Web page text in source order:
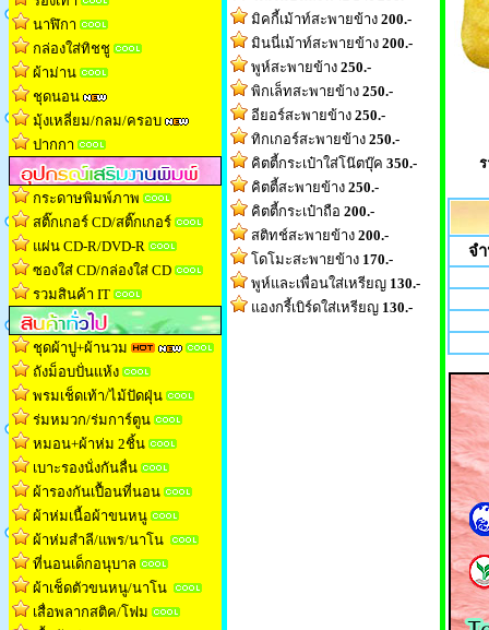
นาฬิกา
กล่องใส่ทิชช
ผ้าม่าน
ชุดนอน
มุ้งเหลี่ยม/กลม/ครอบ
ปากกา
กระดาษพิมพ์ภาพ
สติ๊กเกอร์ CD/สติ๊กเกอร์
แผ่น CD-R/DVD-R
ซองใส่ CD/กล่องใส่ CD
รวมสินค้า IT
ชุดผ้าปู+ผ้านวม
ถังม็อบปั่นแห้ง
พรมเช็ดเท้า/ไม้ปัดฝุ่น
ร่มหมวก/ร่มการ์ตูน
หมอน+ผ้าห่ม 2ชิ้น
เบาะรองนั่งกันลื่น
ผ้ารองกันเปื้อนที่นอน
ผ้าห่มเนื้อผ้าขนหน
ผ้าห่มสำลี/แพร/นาโน
ที่นอนเด็กอนุบาล
ผ้าเช็ดตัวขนหนู/นาโน
เสื่อพลากสติค/โฟม
มิคกี้เม้าท์สะพายข้าง 200.-
มินนี่เม้าท์สะพายข้าง 200.-
พูห์สะพายข้าง 250.-
พิกเล็ทสะพายข้าง 250.-
อียอร์สะพายข้าง 250.-
ทิกเกอร์สะพายข้าง 250.-
คิตตี้กระเป๋าใส่โน๊ตบุ๊ค 350.-
คิตตี้สะพายข้าง 250.-
คิตตี้กระเป๋าถือ 200.-
สติทช์สะพายข้าง 200.-
โดโมะสะพายข้าง 170.-
พูห์และเพื่อนใส่เหรียญ 130.-
แองกรี้เบิร์ดใส่เหรียญ 130.-
จ